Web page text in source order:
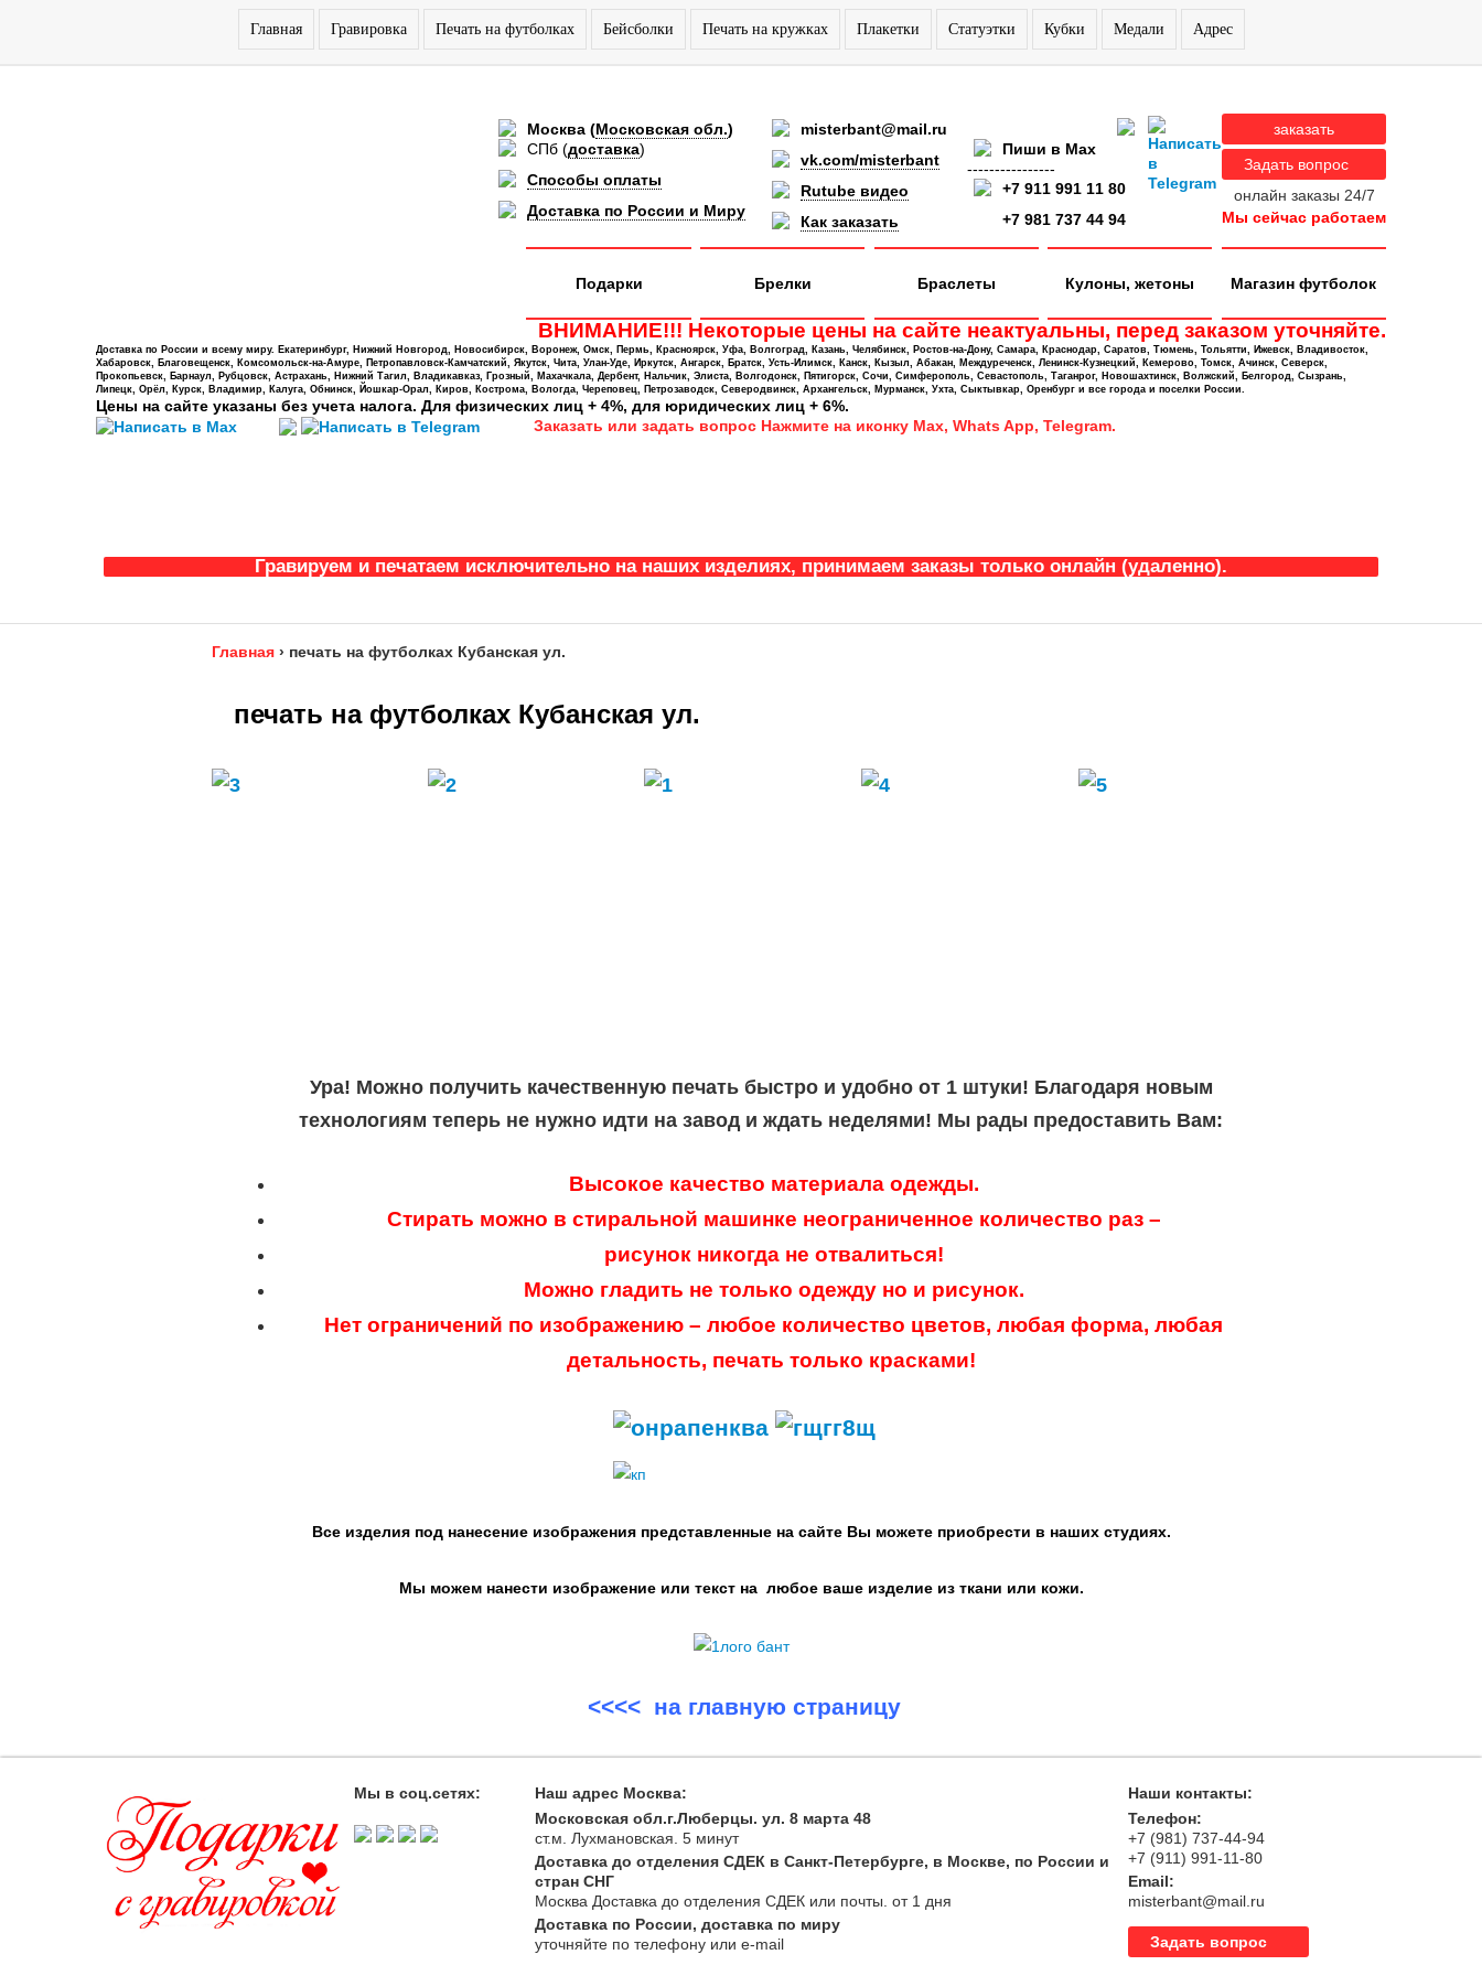
Главная Гравировка Печать на футболках Бейсболки Печать на кружках Плакетки Статуэтки Кубки Медали Адрес
Москва (Московская обл.)
СПб (доставка)
Способы оплаты
Доставка по России и Миру
misterbant@mail.ru
vk.com/misterbant
Rutube видео
Как заказать
Пиши в Max
----------------
+7 911 991 11 80
+7 981 737 44 94
заказать
Задать вопрос
онлайн заказы 24/7
Мы сейчас работаем
Магазин футболок
Кулоны, жетоны
Браслеты
Брелки
Подарки
ВНИМАНИЕ!!! Некоторые цены на сайте неактуальны, перед заказом уточняйте.
Доставка по России и всему миру. Екатеринбург, Нижний Новгород, Новосибирск, Воронеж, Омск, Пермь, Красноярск, Уфа, Волгоград, Казань, Челябинск, Ростов-на-Дону, Самара, Краснодар, Саратов, Тюмень, Тольятти, Ижевск, Владивосток,
Хабаровск, Благовещенск, Комсомольск-на-Амуре, Петропавловск-Камчатский, Якутск, Чита, Улан-Уде, Иркутск, Ангарск, Братск, Усть-Илимск, Канск, Кызыл, Абакан, Междуреченск, Ленинск-Кузнецкий, Кемерово, Томск, Ачинск, Северск,
Прокопьевск, Барнаул, Рубцовск, Астрахань, Нижний Тагил, Владикавказ, Грозный, Махачкала, Дербент, Нальчик, Элиста, Волгодонск, Пятигорск, Сочи, Симферополь, Севастополь, Таганрог, Новошахтинск, Волжский, Белгород, Сызрань,
Липецк, Орёл, Курск, Владимир, Калуга, Обнинск, Йошкар-Орал, Киров, Кострома, Вологда, Череповец, Петрозаводск, Северодвинск, Архангельск, Мурманск, Ухта, Сыктывкар, Оренбург и все города и поселки России.
Цены на сайте указаны без учета налога. Для физических лиц + 4%, для юридических лиц + 6%.
Заказать или задать вопрос Нажмите на иконку Max, Whats App, Telegram.
Гравируем и печатаем исключительно на наших изделиях, принимаем заказы только онлайн (удаленно).
Главная › печать на футболках Кубанская ул.
печать на футболках Кубанская ул.
Ура! Можно получить качественную печать быстро и удобно от 1 штуки! Благодаря новым
технологиям теперь не нужно идти на завод и ждать неделями! Мы рады предоставить Вам:
Высокое качество материала одежды.
Стирать можно в стиральной машинке неограниченное количество раз –
рисунок никогда не отвалиться!
Можно гладить не только одежду но и рисунок.
Нет ограничений по изображению – любое количество цветов, любая форма, любая
детальность, печать только красками!
Все изделия под нанесение изображения представленные на сайте Вы можете приобрести в наших студиях.
Мы можем нанести изображение или текст на любое ваше изделие из ткани или кожи.
<<<< на главную страницу
Мы в соц.сетях:
Наш адрес Москва:
Московская обл.г.Люберцы. ул. 8 марта 48
ст.м. Лухмановская. 5 минут
Доставка до отделения СДЕК в Санкт-Петербурге, в Москве, по России и
стран СНГ
Москва Доставка до отделения СДЕК или почты . от 1 дня
Доставка по России, доставка по миру
уточняйтепо телефонуили e-mail
Наши контакты:
Телефон:
+7 (981) 737-44-94
+7 (911) 991-11-80
Email:
misterbant@mail.ru
Задать вопрос